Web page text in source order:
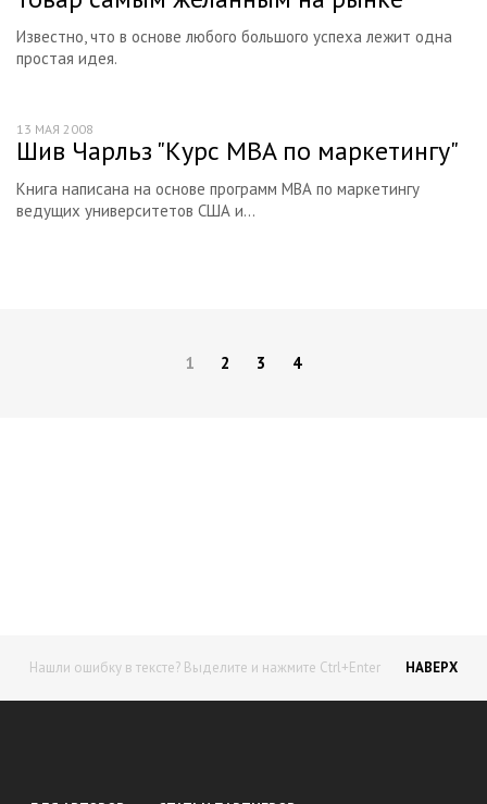
Известно, что в основе любого большого успеха лежит одна
простая идея.
Шив Чарльз "Курс MBA по маркетингу"
Книга написана на основе программ МВА по маркетингу
ведущих университетов США и...
13 МАЯ 2008
1 2 3 4
Нашли ошибку в тексте? Выделите и нажмите Ctrl+Enter НАВЕРХ